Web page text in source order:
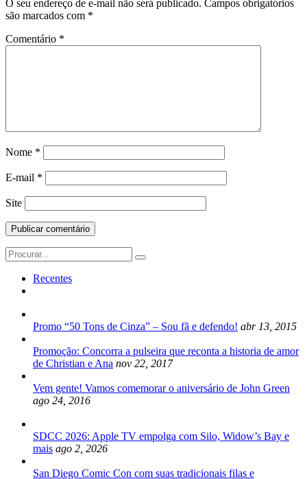
O seu endereço de e-mail não será publicado. Campos obrigatórios
são marcados com *
Comentário *
Nome *
E-mail *
Site
Search
for:
Recentes
Promo “50 Tons de Cinza” – Sou fã e defendo! abr 13, 2015
Promoção: Concorra a pulseira que reconta a historia de amor
de Christian e Ana nov 22, 2017
Vem gente! Vamos comemorar o aniversário de John Green
ago 24, 2016
SDCC 2026: Apple TV empolga com Silo, Widow’s Bay e
mais ago 2, 2026
San Diego Comic Con com suas tradicionais filas e